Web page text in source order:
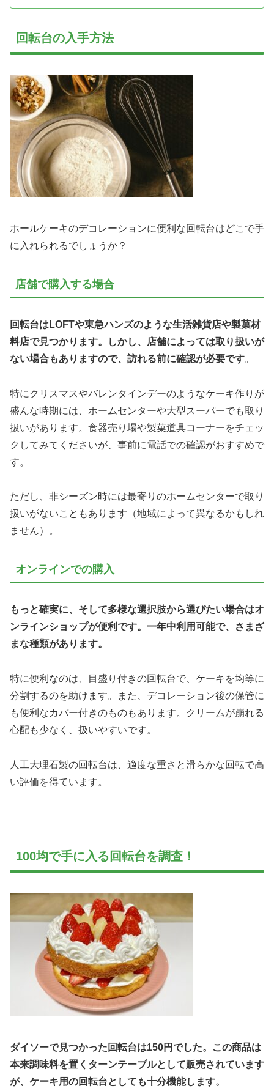
回転台の入手方法
ホールケーキのデコレーションに便利な回転台はどこで手
に入れられるでしょうか？
店舗で購入する場合
回転台はLOFTや東急ハンズのような生活雑貨店や製菓材
料店で見つかります。しかし、店舗によっては取り扱いが
ない場合もありますので、訪れる前に確認が必要です。
特にクリスマスやバレンタインデーのようなケーキ作りが
盛んな時期には、ホームセンターや大型スーパーでも取り
扱いがあります。食器売り場や製菓道具コーナーをチェッ
クしてみてくださいが、事前に電話での確認がおすすめで
す。
ただし、非シーズン時には最寄りのホームセンターで取り
扱いがないこともあります（地域によって異なるかもしれ
ません）。
オンラインでの購入
もっと確実に、そして多様な選択肢から選びたい場合はオ
ンラインショップが便利です。一年中利用可能で、さまざ
まな種類があります。
特に便利なのは、目盛り付きの回転台で、ケーキを均等に
分割するのを助けます。また、デコレーション後の保管に
も便利なカバー付きのものもあります。クリームが崩れる
心配も少なく、扱いやすいです。
人工大理石製の回転台は、適度な重さと滑らかな回転で高
い評価を得ています。
100均で手に入る回転台を調査！
ダイソーで見つかった回転台は150円でした。この商品は
本来調味料を置くターンテーブルとして販売されています
が、ケーキ用の回転台としても十分機能します。